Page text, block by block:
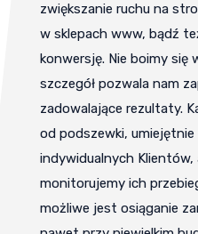
zwiększanie ruchu na
w sklepach www, bądź
konwersję. Nie boimy się
szczegół pozwala nam
zadowalające rezultaty.
od podszewki,
indywidualnych
monitorujemy ich
możliwe jest osiąganie